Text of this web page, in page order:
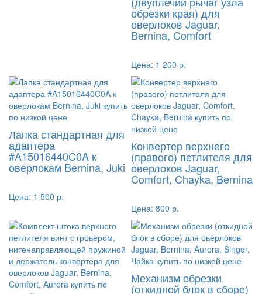
обрезки края) для
оверлоков Jaguar,
Bernina, Comfort
Цена: 1 200 р.
Лапка стандартная для
адаптера
#A15016440C0A к
оверлокам Bernina, Juki
Цена: 1 500 р.
Конвертер верхнего
(правого) петлителя для
оверлоков Jaguar,
Comfort, Chayka, Bernina
Цена: 800 р.
Механизм обрезки
(откидной блок в сборе)